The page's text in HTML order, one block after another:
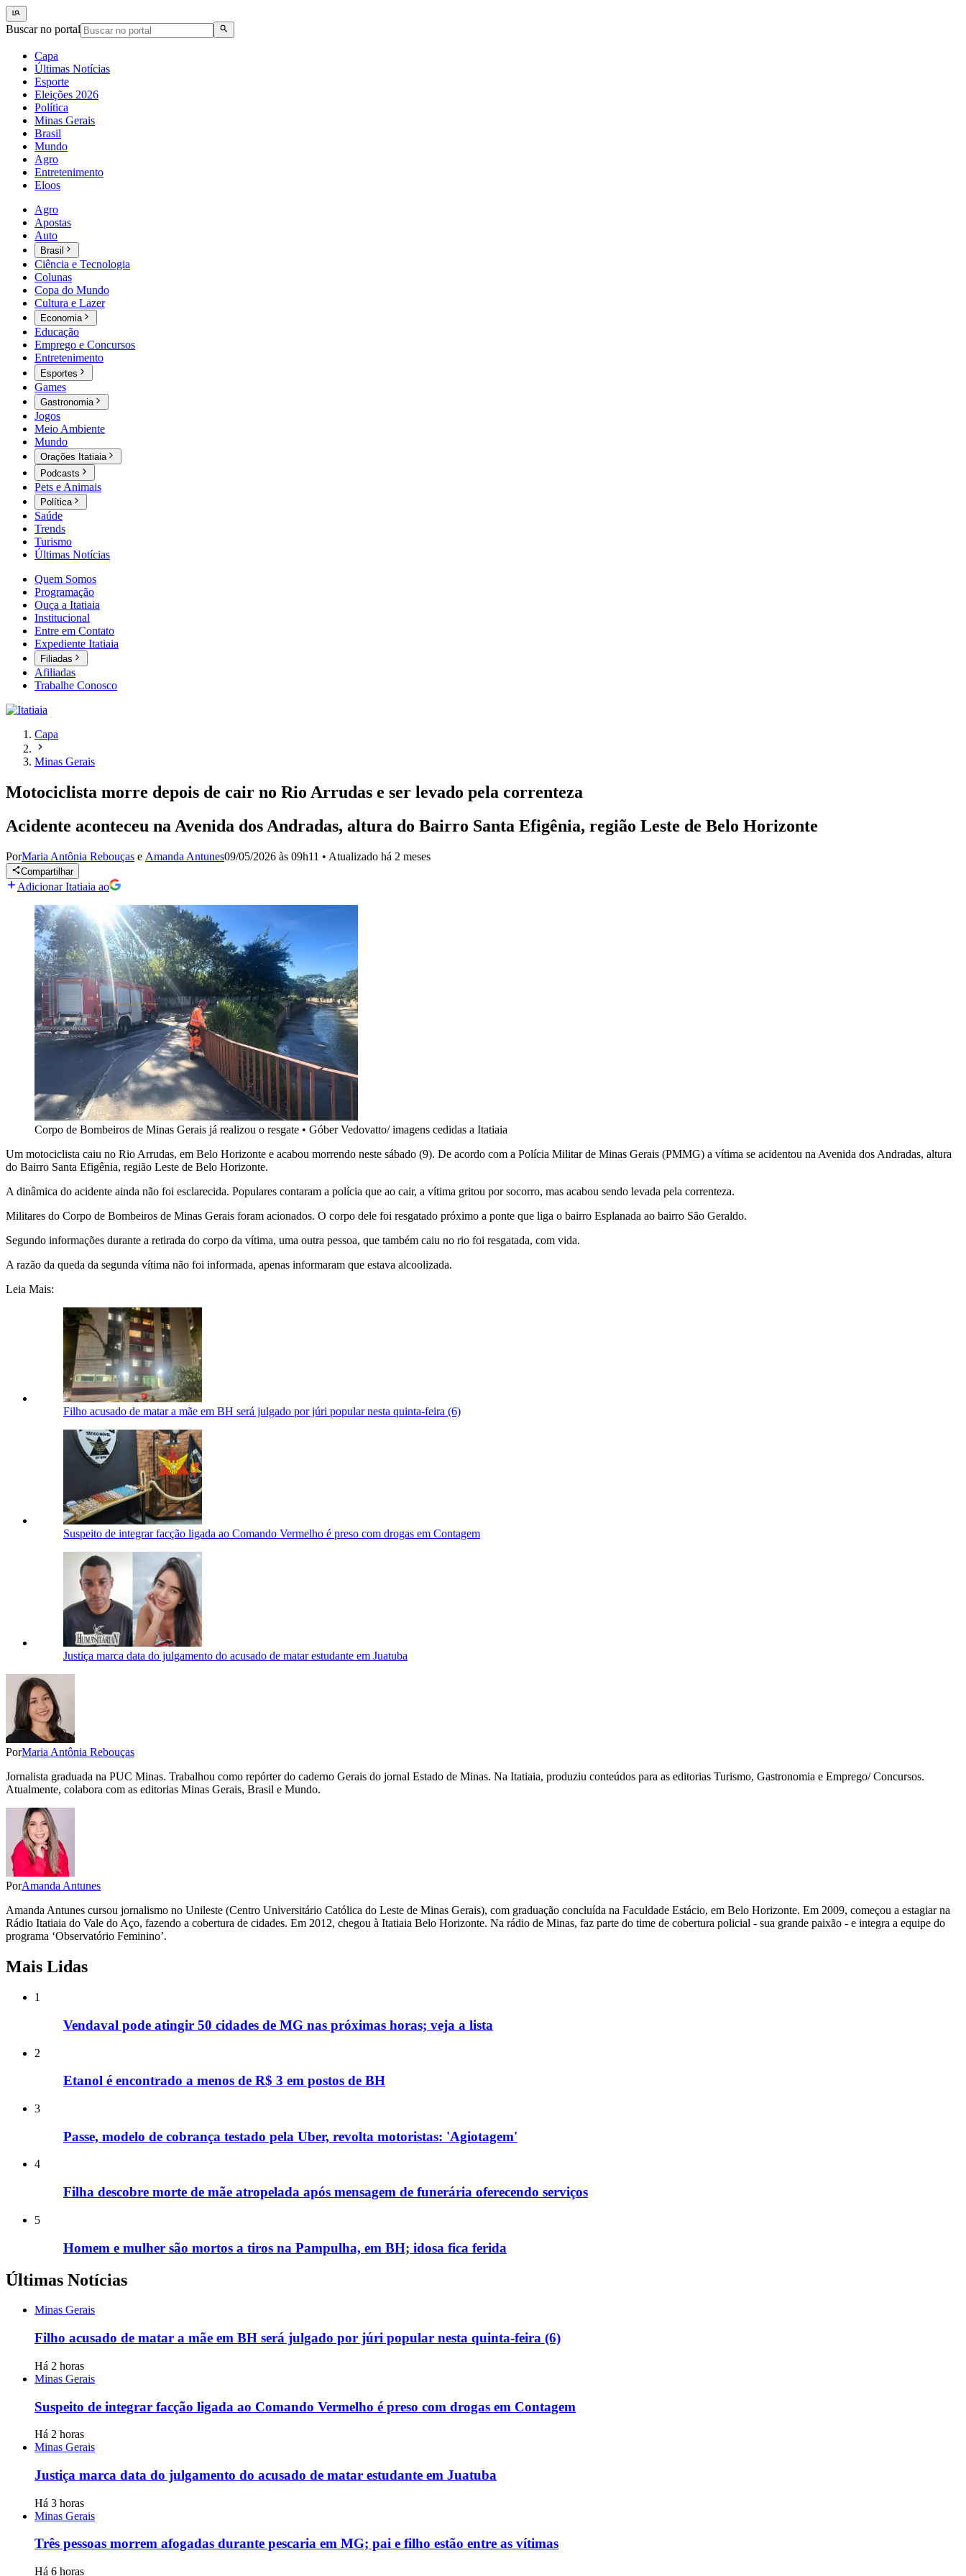
Buscar no portal
Capa
Últimas Notícias
Esporte
Eleições 2026
Política
Minas Gerais
Brasil
Mundo
Agro
Entretenimento
Eloos
Agro
Apostas
Auto
Brasil
Ciência e Tecnologia
Colunas
Copa do Mundo
Cultura e Lazer
Economia
Educação
Emprego e Concursos
Entretenimento
Esportes
Games
Gastronomia
Jogos
Meio Ambiente
Mundo
Orações Itatiaia
Podcasts
Pets e Animais
Política
Saúde
Trends
Turismo
Últimas Notícias
Quem Somos
Programação
Ouça a Itatiaia
Institucional
Entre em Contato
Expediente Itatiaia
Filiadas
Afiliadas
Trabalhe Conosco
Capa
Minas Gerais
Motociclista morre depois de cair no Rio Arrudas e ser levado pela correnteza
Acidente aconteceu na Avenida dos Andradas, altura do Bairro Santa Efigênia, região Leste de Belo Horizonte
PorMaria Antônia Rebouças e Amanda Antunes09/05/2026 às 09h11 • Atualizado há 2 meses
Compartilhar
Adicionar Itatiaia ao
Corpo de Bombeiros de Minas Gerais já realizou o resgate • Góber Vedovatto/ imagens cedidas a Itatiaia
Um motociclista caiu no Rio Arrudas, em Belo Horizonte e acabou morrendo neste sábado (9). De acordo com a Polícia Militar de Minas Gerais (PMMG) a vítima se acidentou na Avenida dos Andradas, altura
do Bairro Santa Efigênia, região Leste de Belo Horizonte.
A dinâmica do acidente ainda não foi esclarecida. Populares contaram a polícia que ao cair, a vítima gritou por socorro, mas acabou sendo levada pela correnteza.
Militares do Corpo de Bombeiros de Minas Gerais foram acionados. O corpo dele foi resgatado próximo a ponte que liga o bairro Esplanada ao bairro São Geraldo.
Segundo informações durante a retirada do corpo da vítima, uma outra pessoa, que também caiu no rio foi resgatada, com vida.
A razão da queda da segunda vítima não foi informada, apenas informaram que estava alcoolizada.
Leia Mais:
Filho acusado de matar a mãe em BH será julgado por júri popular nesta quinta-feira (6)
Suspeito de integrar facção ligada ao Comando Vermelho é preso com drogas em Contagem
Justiça marca data do julgamento do acusado de matar estudante em Juatuba
PorMaria Antônia Rebouças
Jornalista graduada na PUC Minas. Trabalhou como repórter do caderno Gerais do jornal Estado de Minas. Na Itatiaia, produziu conteúdos para as editorias Turismo, Gastronomia e Emprego/ Concursos.
Atualmente, colabora com as editorias Minas Gerais, Brasil e Mundo.
PorAmanda Antunes
Amanda Antunes cursou jornalismo no Unileste (Centro Universitário Católica do Leste de Minas Gerais), com graduação concluída na Faculdade Estácio, em Belo Horizonte. Em 2009, começou a estagiar na
Rádio Itatiaia do Vale do Aço, fazendo a cobertura de cidades. Em 2012, chegou à Itatiaia Belo Horizonte. Na rádio de Minas, faz parte do time de cobertura policial - sua grande paixão - e integra a equipe do
programa ‘Observatório Feminino’.
Mais Lidas
1
Vendaval pode atingir 50 cidades de MG nas próximas horas; veja a lista
2
Etanol é encontrado a menos de R$ 3 em postos de BH
3
Passe, modelo de cobrança testado pela Uber, revolta motoristas: 'Agiotagem'
4
Filha descobre morte de mãe atropelada após mensagem de funerária oferecendo serviços
5
Homem e mulher são mortos a tiros na Pampulha, em BH; idosa fica ferida
Últimas Notícias
Minas Gerais
Filho acusado de matar a mãe em BH será julgado por júri popular nesta quinta-feira (6)
Há 2 horas
Minas Gerais
Suspeito de integrar facção ligada ao Comando Vermelho é preso com drogas em Contagem
Há 2 horas
Minas Gerais
Justiça marca data do julgamento do acusado de matar estudante em Juatuba
Há 3 horas
Minas Gerais
Três pessoas morrem afogadas durante pescaria em MG; pai e filho estão entre as vítimas
Há 6 horas